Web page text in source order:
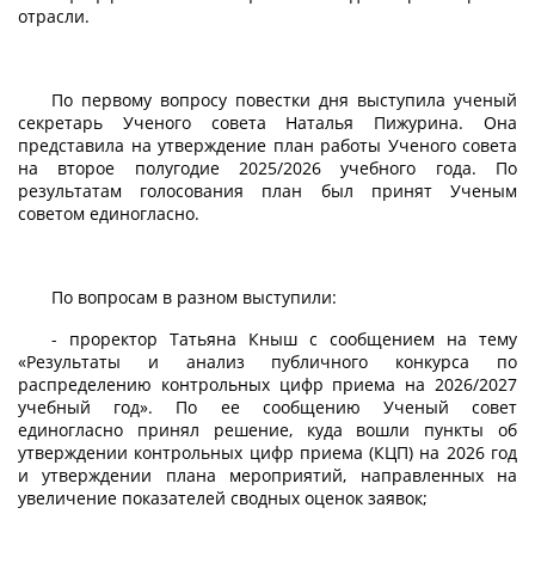
отрасли.
По первому вопросу повестки дня выступила ученый
секретарь Ученого совета Наталья Пижурина. Она
представила на утверждение план работы Ученого совета
на второе полугодие 2025/2026 учебного года. По
результатам голосования план был принят Ученым
советом единогласно.
По вопросам в разном выступили:
- проректор Татьяна Кныш с сообщением на тему
«Результаты и анализ публичного конкурса по
распределению контрольных цифр приема на 2026/2027
учебный год». По ее сообщению Ученый совет
единогласно принял решение, куда вошли пункты об
утверждении контрольных цифр приема (КЦП) на 2026 год
и утверждении плана мероприятий, направленных на
увеличение показателей сводных оценок заявок;